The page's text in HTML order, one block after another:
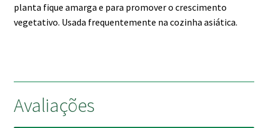
planta fique amarga e para promover o crescimento
vegetativo. Usada frequentemente na cozinha asiática.
Avaliações